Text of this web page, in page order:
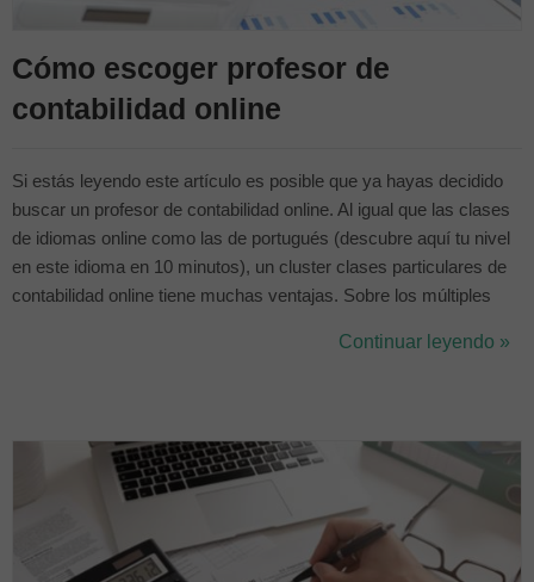
Cómo escoger profesor de
contabilidad online
Si estás leyendo este artículo es posible que ya hayas decidido
buscar un profesor de contabilidad online. Al igual que las clases
de idiomas online como las de portugués (descubre aquí tu nivel
en este idioma en 10 minutos), un cluster clases particulares de
contabilidad online tiene muchas ventajas. Sobre los múltiples
largo y tendido en este artículo. En esta ocasión querem...
Continuar leyendo »